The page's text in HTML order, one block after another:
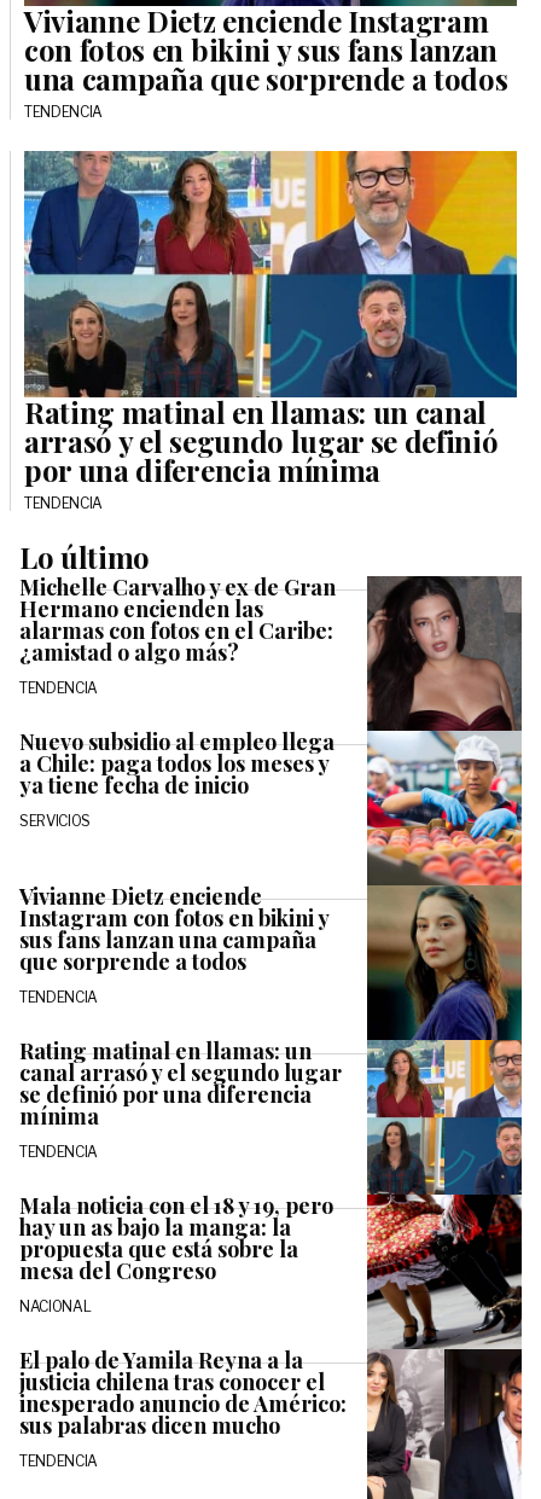
Vivianne Dietz enciende Instagram
con fotos en bikini y sus fans lanzan
una campaña que sorprende a todos
TENDENCIA
Rating matinal en llamas: un canal
arrasó y el segundo lugar se definió
por una diferencia mínima
TENDENCIA
Lo último
Michelle Carvalho y ex de Gran
Hermano encienden las
alarmas con fotos en el Caribe:
¿amistad o algo más?
TENDENCIA
Nuevo subsidio al empleo llega
a Chile: paga todos los meses y
ya tiene fecha de inicio
SERVICIOS
Vivianne Dietz enciende
Instagram con fotos en bikini y
sus fans lanzan una campaña
que sorprende a todos
TENDENCIA
Rating matinal en llamas: un
canal arrasó y el segundo lugar
se definió por una diferencia
mínima
TENDENCIA
Mala noticia con el 18 y 19, pero
hay un as bajo la manga: la
propuesta que está sobre la
mesa del Congreso
NACIONAL
El palo de Yamila Reyna a la
justicia chilena tras conocer el
inesperado anuncio de Américo:
sus palabras dicen mucho
TENDENCIA